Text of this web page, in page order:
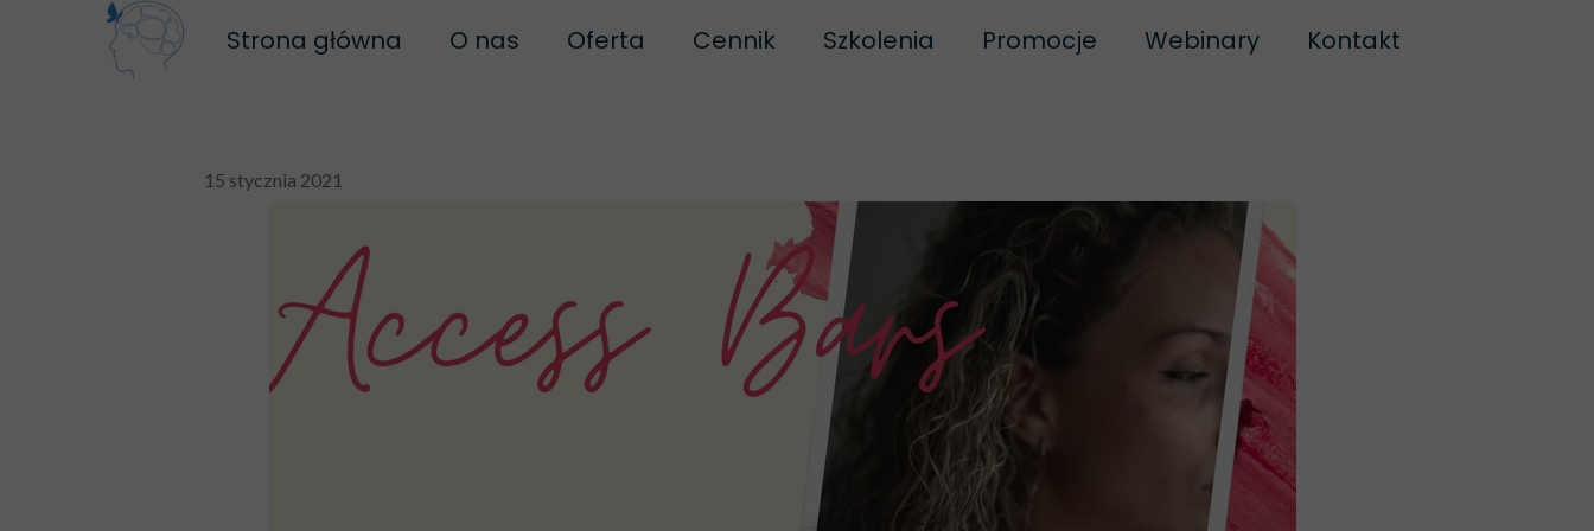
Strona główna
O nas
Regulamin szkoleń
Oferta
Biofeedback dla młodzieży
Biofeedback dla dorosłych
Biofeedback dla firm
Neuroregulacja po egzaminach- turnus lipiec
Oferta dla szkół
Biofeedback dla sportowców
Cennik
Szkolenia
Proste stawianie baniek ogniowych
Szkolenie Polarity
Szkolenie Good Beginnings
Szkolenie z Łagodnej Bio-Energetyki
Linia Traumy Życia
Promocje
Webinary Kontakt
15 stycznia 2021